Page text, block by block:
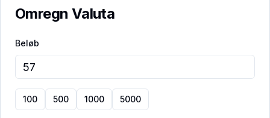
Omregn Valuta
Beløb
100 500 1000 5000